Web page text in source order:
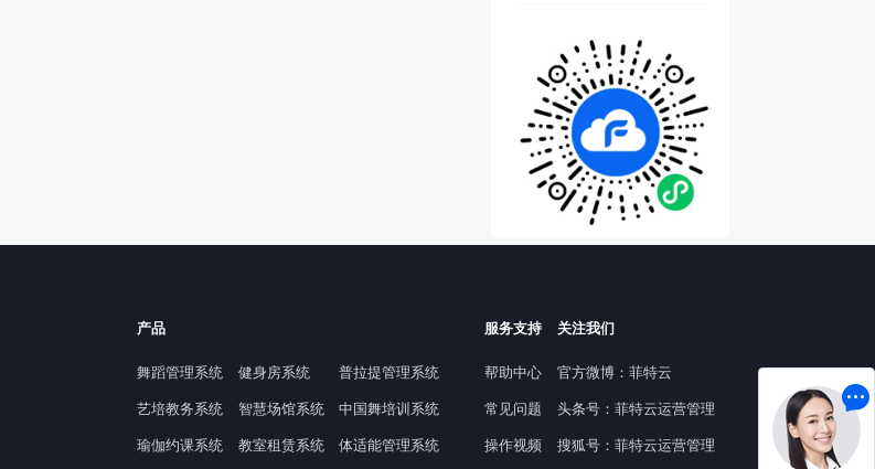
产品
舞蹈管理系统
艺培教务系统
瑜伽约课系统
健身房系统
智慧场馆系统
教室租赁系统
普拉提管理系统
中国舞培训系统
体适能管理系统
服务支持
帮助中心
常见问题
操作视频
关注我们
官方微博：菲特云
头条号：菲特云运营管理
搜狐号：菲特云运营管理